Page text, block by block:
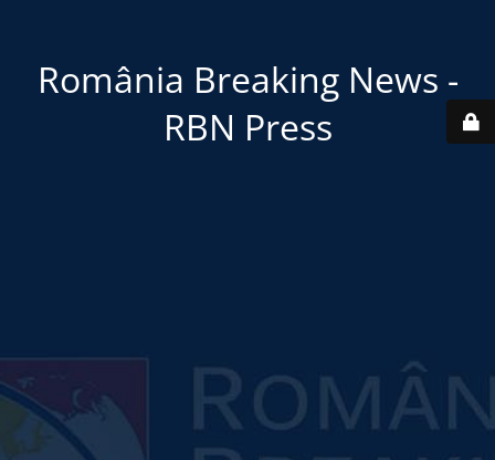
România Breaking News -
RBN Press